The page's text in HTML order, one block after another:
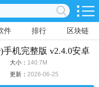
件 排行 区块链
手机完整版 v2.4.0安卓
大小： 140.7M
更新： 2026-06-25